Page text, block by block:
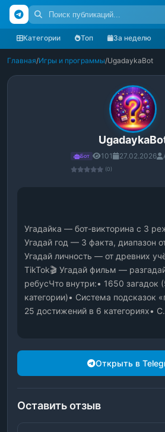
Категории Топ За неделю
Главная/Игры и программы/UgadaykaBot
Бот 101 27.02.2026
(0)
Угадайка — бот-викторина с 3
Угадай год — 3 факта, диапазон
Угадай личность — от древних
TikTok🎬 Угадай фильм —
ребусЧто внутри:• 1650 загадок
категории)• Система подсказок
25 достижений в 6 категориях•
Открыть в
Оставить отзыв